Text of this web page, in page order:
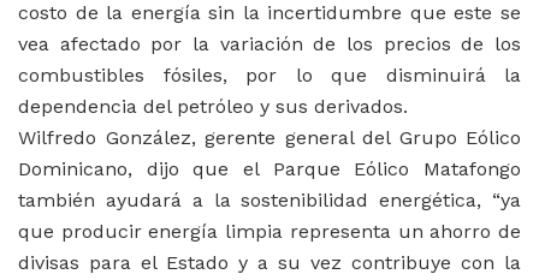
costo de la energía sin la incertidumbre que este se
vea afectado por la variación de los precios de los
combustibles fósiles, por lo que disminuirá la
dependencia del petróleo y sus derivados.
Wilfredo González, gerente general del Grupo Eólico
Dominicano, dijo que el Parque Eólico Matafongo
también ayudará a la sostenibilidad energética, “ya
que producir energía limpia representa un ahorro de
divisas para el Estado y a su vez contribuye con la